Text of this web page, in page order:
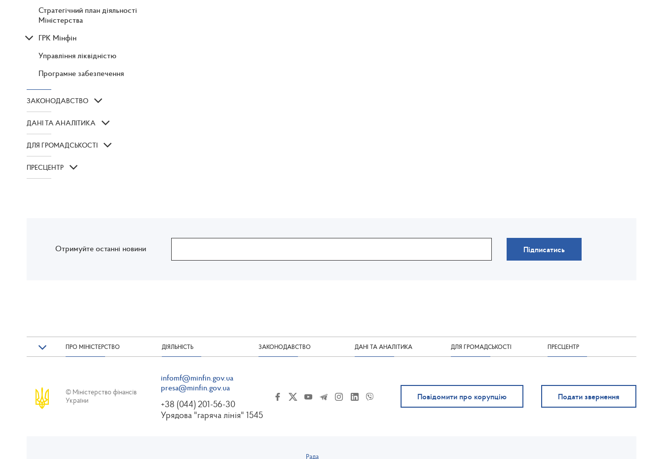
Стратегічний план діяльності
Міністерства
ГРК Мінфін
Управління ліквідністю
Програмне забезпечення
ЗАКОНОДАВСТВО
ДАНІ ТА АНАЛІТИКА
ДЛЯ ГРОМАДСЬКОСТІ
ПРЕСЦЕНТР
Отримуйте останні новини Підписатись
ПРО МІНІСТЕРСТВО ДІЯЛЬНІСТЬ ЗАКОНОДАВСТВО ДАНІ ТА АНАЛІТИКА ДЛЯ ГРОМАДСЬКОСТІ ПРЕСЦЕНТР
© Міністерство фінансів
України
infomf@minfin.gov.ua
presa@minfin.gov.ua
+38 (044) 201-56-30
Урядова "гаряча лінія" 1545
Повідомити про корупцію Подати звернення
Рада